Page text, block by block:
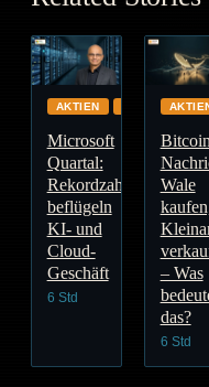
AKTIEN
Microsoft
Quartal:
Rekordzahlen
beflügeln
KI- und
Cloud-
Geschäft
6 Std
Bitcoin
Wale
– Was
das?
6 Std